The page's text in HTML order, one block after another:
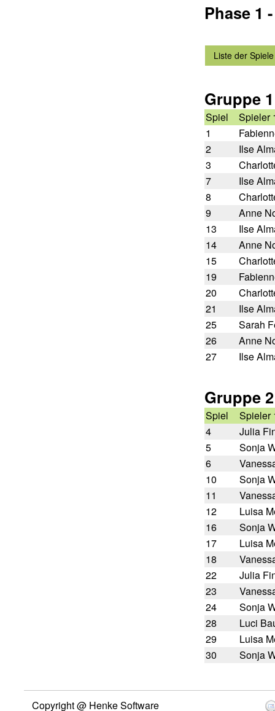
Phase 1
Liste der Spiele
Gruppe 1
Spiel
Spieler
1
2
Ilse
3
7
Ilse
8
9
Anne
13
Ilse
14
Anne
15
19
20
21
Ilse
25
Sarah
26
Anne
27
Ilse
Gruppe 2
Spiel
Spieler
4
Julia
5
Sonja
6
10
Sonja
11
12
Luisa
16
Sonja
17
Luisa
18
22
Julia
23
24
Sonja
28
Luci
29
Luisa
30
Sonja
Copyright @ Henke Software